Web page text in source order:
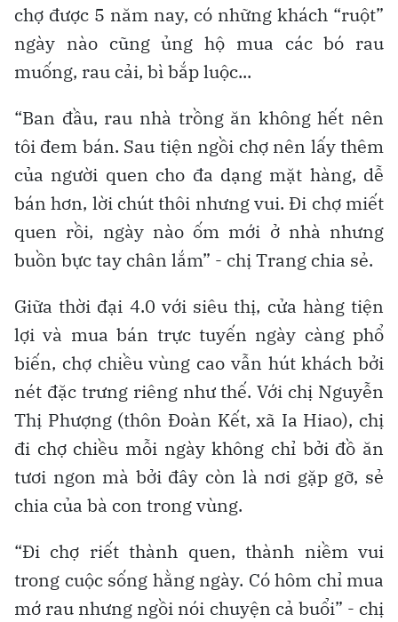
chợ được 5 năm nay, có những khách “ruột”
ngày nào cũng ủng hộ mua các bó rau
muống, rau cải, bì bắp luộc...
“Ban đầu, rau nhà trồng ăn không hết nên
tôi đem bán. Sau tiện ngồi chợ nên lấy thêm
của người quen cho đa dạng mặt hàng, dễ
bán hơn, lời chút thôi nhưng vui. Đi chợ miết
quen rồi, ngày nào ốm mới ở nhà nhưng
buồn bực tay chân lắm” - chị Trang chia sẻ.
Giữa thời đại 4.0 với siêu thị, cửa hàng tiện
lợi và mua bán trực tuyến ngày càng phổ
biến, chợ chiều vùng cao vẫn hút khách bởi
nét đặc trưng riêng như thế. Với chị Nguyễn
Thị Phượng (thôn Đoàn Kết, xã Ia Hiao), chị
đi chợ chiều mỗi ngày không chỉ bởi đồ ăn
tươi ngon mà bởi đây còn là nơi gặp gỡ, sẻ
chia của bà con trong vùng.
“Đi chợ riết thành quen, thành niềm vui
trong cuộc sống hằng ngày. Có hôm chỉ mua
mớ rau nhưng ngồi nói chuyện cả buổi” - chị